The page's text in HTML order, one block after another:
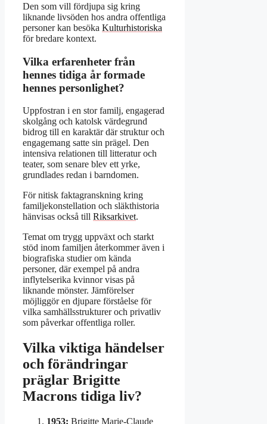
Den som vill fördjupa sig kring
liknande livsöden hos andra offentliga
personer kan besöka Kulturhistoriska
för bredare kontext.
Vilka erfarenheter från
hennes tidiga år formade
hennes personlighet?
Uppfostran i en stor familj, engagerad
skolgång och katolsk värdegrund
bidrog till en karaktär där struktur och
engagemang satte sin prägel. Den
intensiva relationen till litteratur och
teater, som senare blev ett yrke,
grundlades redan i barndomen.
För nitisk faktagranskning kring
familjekonstellation och släkthistoria
hänvisas också till Riksarkivet.
Temat om trygg uppväxt och starkt
stöd inom familjen återkommer även i
biografiska studier om kända
personer, där exempel på andra
inflytelserika kvinnor visas på
liknande mönster. Jämförelser
möjliggör en djupare förståelse för
vilka samhällsstrukturer och privatliv
som påverkar offentliga roller.
Vilka viktiga händelser
och förändringar
präglar Brigitte
Macrons tidiga liv?
1953: Brigitte Marie-Claude